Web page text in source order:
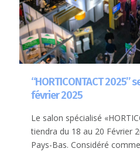
“HORTICONTACT 2025”
février 2025
Le salon spécialisé
tiendra du 18 au 20 Février
Pays-Bas. Considéré